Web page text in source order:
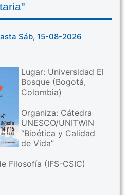
a
Sáb, 15-08-2026
Lugar: Universidad El
Bosque (Bogotá,
Colombia)
Organiza: Cátedra
UNESCO/UNITWIN
“Bioética y Calidad
de Vida”
Filosofía (IFS-CSIC)